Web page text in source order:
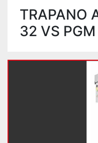
TRAPANO
32 VS PGM